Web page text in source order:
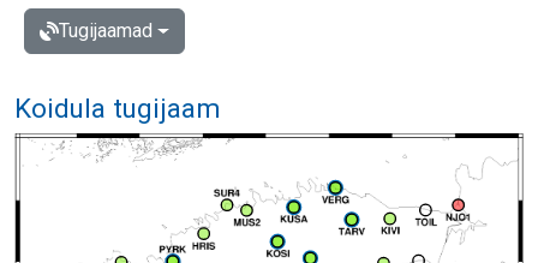
Tugijaamad
Koidula tugijaam